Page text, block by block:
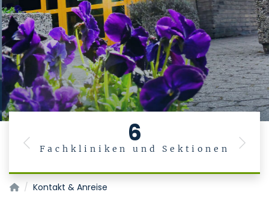
6
Fachkliniken und Sektionen
Previous Next
Franziskus
Kontakt & Anreise